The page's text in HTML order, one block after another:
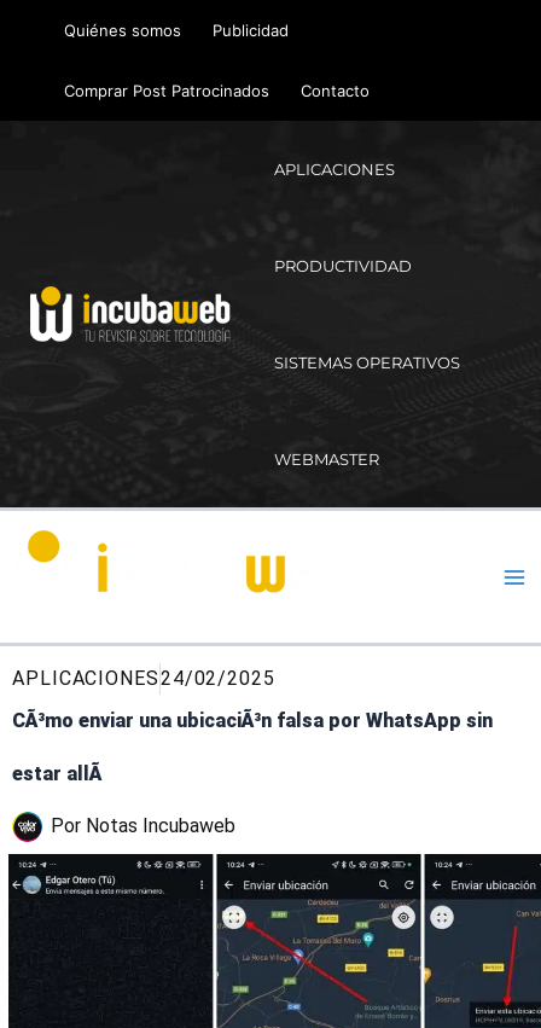
Quiénes somos Publicidad
Comprar Post Patrocinados Contacto
APLICACIONES
PRODUCTIVIDAD
SISTEMAS OPERATIVOS
WEBMASTER
APLICACIONES24/02/2025
CÃ³mo enviar una ubicaciÃ³n falsa por WhatsApp sin
estar allÃ­
Por Notas Incubaweb